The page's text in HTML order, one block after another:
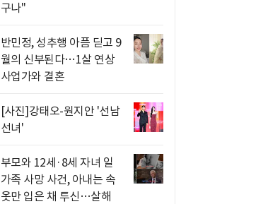
구나"
반민정, 성추행 아픔 딛고 9
월의 신부된다…1살 연상
사업가와 결혼
[사진]강태오-원지안 '선남
선녀'
부모와 12세·8세 자녀 일
가족 사망 사건, 아내는 속
옷만 입은 채 투신…살해